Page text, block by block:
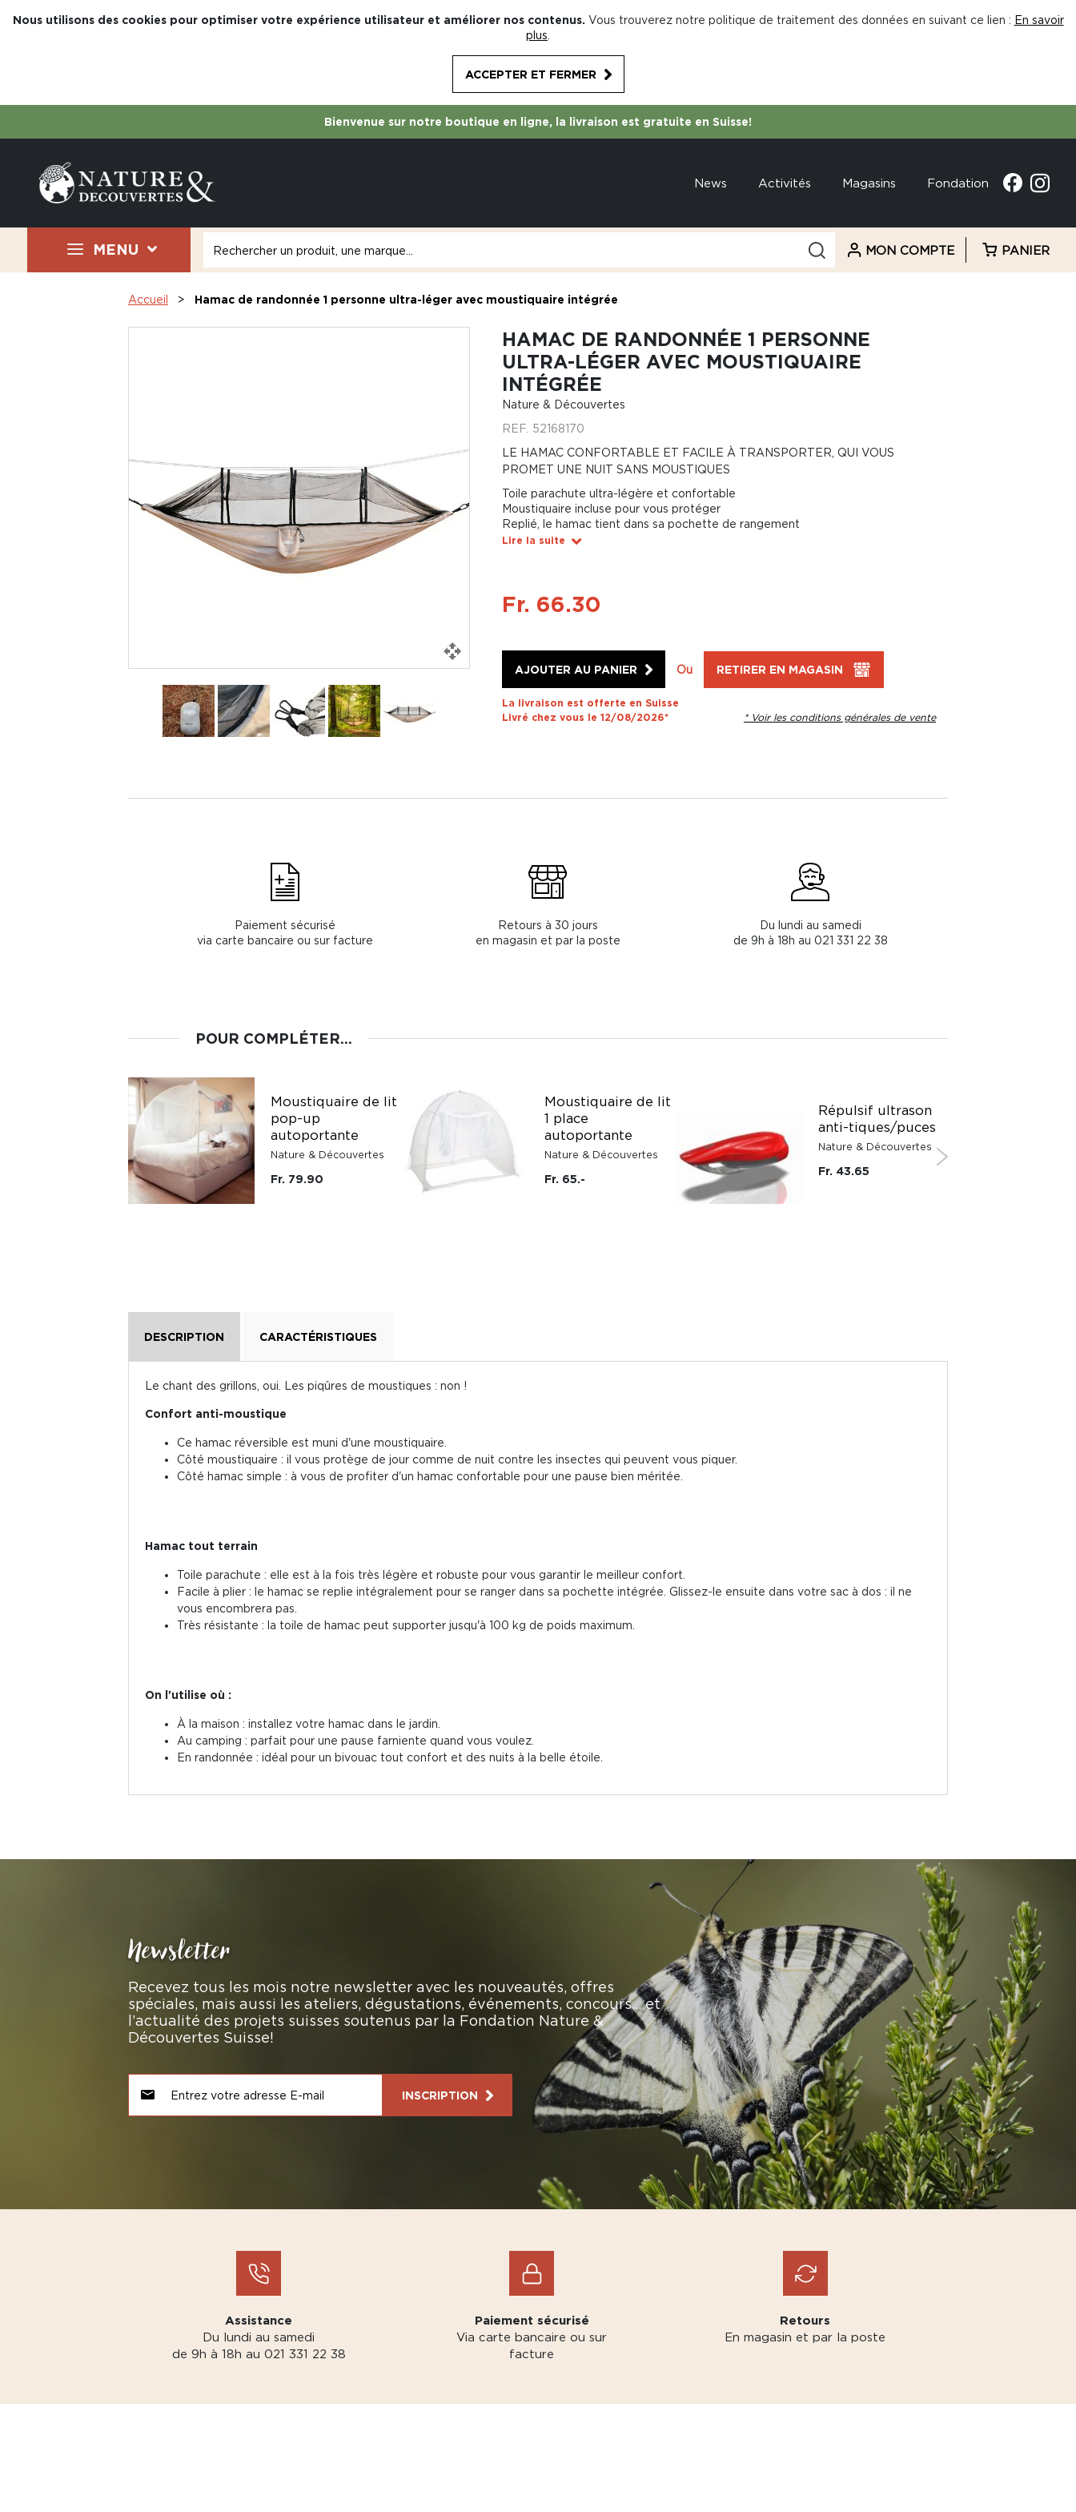
Nous utilisons des cookies pour optimiser votre expérience utilisateur et améliorer nos contenus. Vous trouverez notre politique de traitement des données en suivant ce lien : En savoir
plus
ACCEPTER ET FERMER
Bienvenue sur notre boutique en ligne, la livraison est gratuite en Suisse!
News Activités Magasins Fondation
MENU MON COMPTE PANIER
Accueil Hamac de randonnée 1 personne ultra-léger avec moustiquaire intégrée
HAMAC DE RANDONNÉE 1 PERSONNE
ULTRA-LÉGER AVEC MOUSTIQUAIRE
INTÉGRÉE
Nature & Découvertes
REF. 52168170
LE HAMAC CONFORTABLE ET FACILE À TRANSPORTER, QUI VOUS
PROMET UNE NUIT SANS MOUSTIQUES
Toile parachute ultra-légère et confortable
Moustiquaire incluse pour vous protéger
Replié, le hamac tient dans sa pochette de rangement
Lire la suite
Fr. 66.30
AJOUTER AU PANIER Ou RETIRER EN MAGASIN
La livraison est offerte en Suisse
Livré chez vous le 12/08/2026*
* Voir les conditions générales de vente
Paiement sécurisé
via carte bancaire ou sur facture
Retours à 30 jours
en magasin et par la poste
Du lundi au samedi
de 9h à 18h au 021 331 22 38
POUR COMPLÉTER...
Moustiquaire de lit
pop-up
autoportante
Nature & Découvertes
Fr. 79.90
Moustiquaire de lit
1 place
autoportante
Nature & Découvertes
Fr. 65.-
Répulsif ultrason
anti-tiques/puces
Nature & Découvertes
Fr. 43.65
DESCRIPTION CARACTÉRISTIQUES
Le chant des grillons, oui. Les piqûres de moustiques : non !
Confort anti-moustique
Ce hamac réversible est muni d'une moustiquaire.
Côté moustiquaire : il vous protège de jour comme de nuit contre les insectes qui peuvent vous piquer.
Côté hamac simple : à vous de profiter d'un hamac confortable pour une pause bien méritée.
Hamac tout terrain
Toile parachute : elle est à la fois très légère et robuste pour vous garantir le meilleur confort.
Facile à plier : le hamac se replie intégralement pour se ranger dans sa pochette intégrée. Glissez-le ensuite dans votre sac à dos : il ne
vous encombrera pas.
Très résistante : la toile de hamac peut supporter jusqu'à 100 kg de poids maximum.
On l'utilise où :
À la maison : installez votre hamac dans le jardin.
Au camping : parfait pour une pause farniente quand vous voulez.
En randonnée : idéal pour un bivouac tout confort et des nuits à la belle étoile.
Newsletter
Recevez tous les mois notre newsletter avec les nouveautés, offres
spéciales, mais aussi les ateliers, dégustations, événements, concours… et
l’actualité des projets suisses soutenus par la Fondation Nature &
Découvertes Suisse!
INSCRIPTION
Assistance
Du lundi au samedi
de 9h à 18h au 021 331 22 38
Paiement sécurisé
Via carte bancaire ou sur
facture
Retours
En magasin et par la poste